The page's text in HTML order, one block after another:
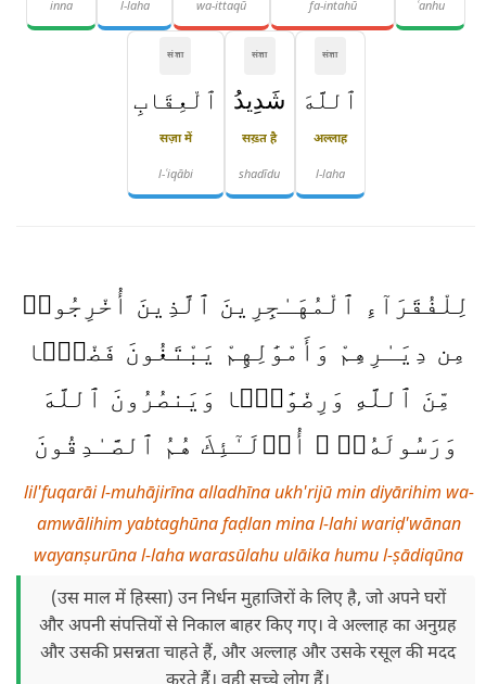
ʿanhu
fa-intahū
wa-ittaqū
l-laha
inna
संज्ञा
ٱللَّهَ
अल्लाह
l-laha
संज्ञा
شَدِيدُ
सख़्त है
shadīdu
संज्ञा
ٱلْعِقَابِ
सज़ा में
l-ʿiqābi
لِلْفُقَرَآءِ ٱلْمُهَـٰجِرِينَ ٱلَّذِينَ أُخْرِجُوا۟
مِن دِيَـٰرِهِمْ وَأَمْوَٰلِهِمْ يَبْتَغُونَ فَضْلًۭا
مِّنَ ٱللَّهِ وَرِضْوَٰنًۭا وَيَنصُرُونَ ٱللَّهَ
وَرَسُولَهُۥٓ ۚ أُو۟لَـٰٓئِكَ هُمُ ٱلصَّـٰدِقُونَ
lil'fuqarāi l-muhājirīna alladhīna ukh'rijū min diyārihim wa-
amwālihim yabtaghūna faḍlan mina l-lahi wariḍ'wānan
wayanṣurūna l-laha warasūlahu ulāika humu l-ṣādiqūna
(उस माल में हिस्सा) उन निर्धन मुहाजिरों के लिए है, जो अपने घरों
और अपनी संपत्तियों से निकाल बाहर किए गए। वे अल्लाह का अनुग्रह
और उसकी प्रसन्नता चाहते हैं, और अल्लाह और उसके रसूल की मदद